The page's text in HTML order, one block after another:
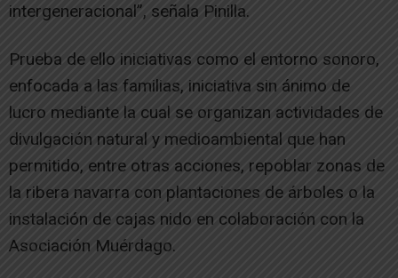
intergeneracional”, señala Pinilla.
Prueba de ello iniciativas como el entorno sonoro,
enfocada a las familias, iniciativa sin ánimo de
lucro mediante la cual se organizan actividades de
divulgación natural y medioambiental que han
permitido, entre otras acciones, repoblar zonas de
la ribera navarra con plantaciones de árboles o la
instalación de cajas nido en colaboración con la
Asociación Muérdago.